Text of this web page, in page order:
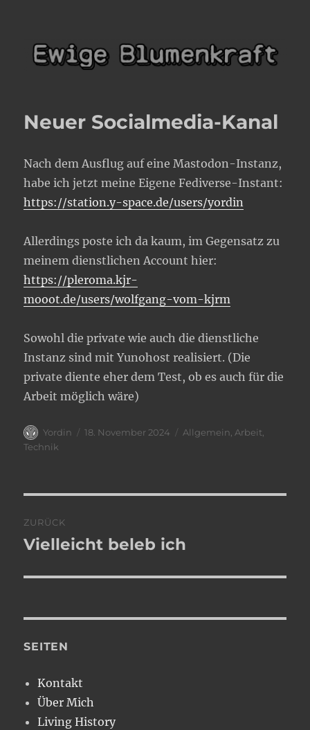
Ewige Blumenkraft
Neuer Socialmedia-Kanal
Nach dem Ausflug auf eine Mastodon-Instanz,
habe ich jetzt meine Eigene Fediverse-Instant:
https://station.y-space.de/users/yordin
Allerdings poste ich da kaum, im Gegensatz zu
meinem dienstlichen Account hier:
https://pleroma.kjr-
mooot.de/users/wolfgang-vom-kjrm
Sowohl die private wie auch die dienstliche
Instanz sind mit Yunohost realisiert. (Die
private diente eher dem Test, ob es auch für die
Arbeit möglich wäre)
Autor
Yordin
Veröffentlicht
18. November 2024 Kategorien
Allgemein Arbeit
Technik
ZURÜCK
Vorheriger
Vielleicht beleb ich
SEITEN
Kontakt
Über Mich
Living History